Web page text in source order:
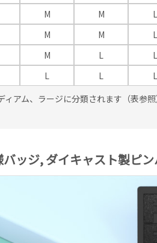
M M
L
M M
L
M L
L
L L
L
アム、ラージに分類されます（表参照
ッジ, ダイキャスト製ピ